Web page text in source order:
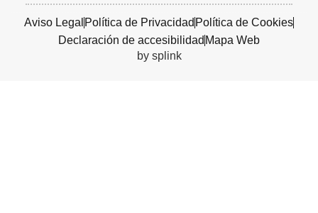
Aviso Legal Política de Privacidad Política de Cookies
Declaración de accesibilidad Mapa Web
by splink